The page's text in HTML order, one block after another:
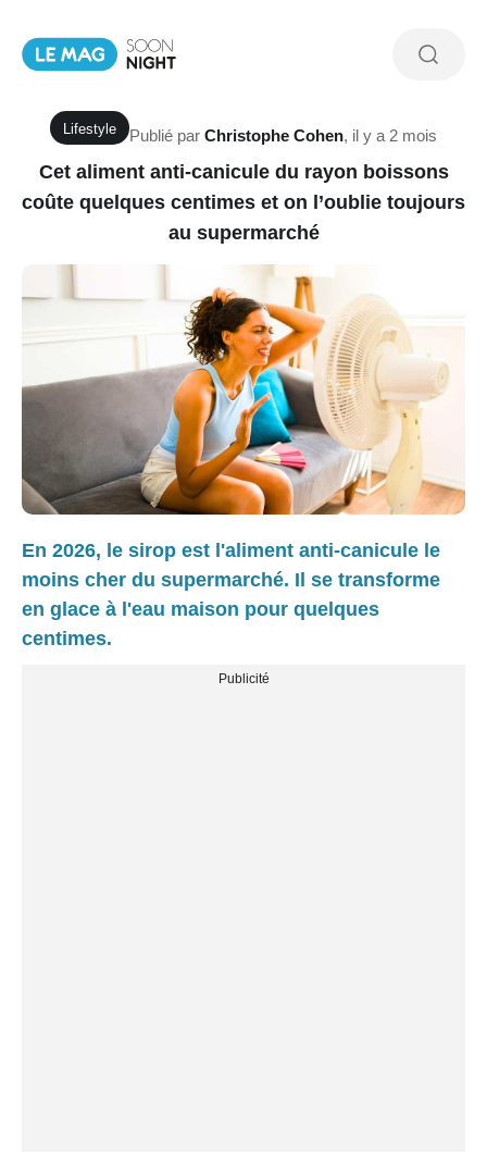
Lifestyle Publié par Christophe Cohen, il y a 2 mois
Cet aliment anti-canicule du rayon boissons
coûte quelques centimes et on l’oublie toujours
au supermarché
En 2026, le sirop est l'aliment anti-canicule le
moins cher du supermarché. Il se transforme
en glace à l'eau maison pour quelques
centimes.